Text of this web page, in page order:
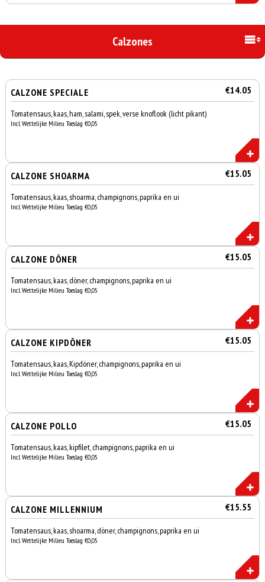
Calzones
CALZONE SPECIALE €14.05
Tomatensaus, kaas, ham, salami, spek, verse knoflook (licht pikant)
Incl. Wettelijke Milieu Toeslag €0,05
CALZONE SHOARMA €15.05
Tomatensaus, kaas, shoarma, champignons, paprika en ui
Incl. Wettelijke Milieu Toeslag €0,05
CALZONE DÖNER €15.05
Tomatensaus, kaas, döner, champignons, paprika en ui
Incl. Wettelijke Milieu Toeslag €0,05
CALZONE KIPDÖNER €15.05
Tomatensaus, kaas, Kipdöner, champignons, paprika en ui
Incl. Wettelijke Milieu Toeslag €0,05
CALZONE POLLO €15.05
Tomatensaus, kaas, kipfilet, champignons, paprika en ui
Incl. Wettelijke Milieu Toeslag €0,05
CALZONE MILLENNIUM €15.55
Tomatensaus, kaas, shoarma, döner, champignons, paprika en ui
Incl. Wettelijke Milieu Toeslag €0,05